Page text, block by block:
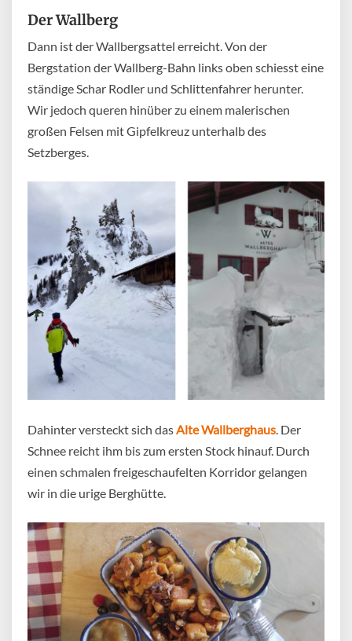
Der Wallberg
Dann ist der Wallbergsattel erreicht. Von der
Bergstation der Wallberg-Bahn links oben schiesst eine
ständige Schar Rodler und Schlittenfahrer herunter.
Wir jedoch queren hinüber zu einem malerischen
großen Felsen mit Gipfelkreuz unterhalb des
Setzberges.
Dahinter versteckt sich dasAlte Wallberghaus. Der
Schnee reicht ihm bis zum ersten Stock hinauf. Durch
einen schmalen freigeschaufelten Korridor gelangen
wir in die urige Berghütte.